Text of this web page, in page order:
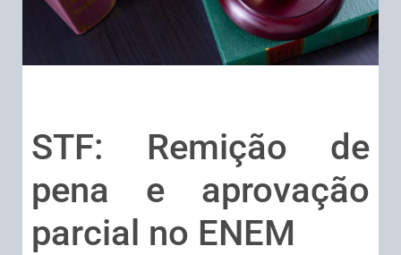
STF: Remição de
pena e aprovação
parcial no ENEM